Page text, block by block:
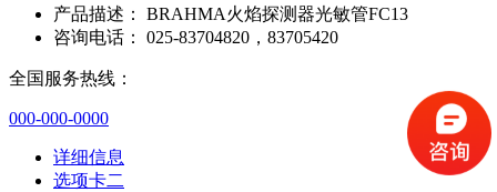
产品描述：
BRAHMA火焰探测器光敏管FC13
咨询电话：
025-83704820，83705420
全国服务热线：
000-000-0000
详细信息
选项卡二